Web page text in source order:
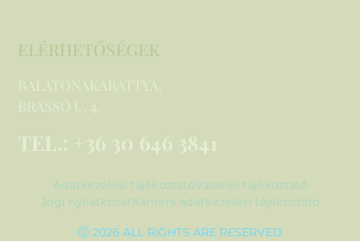
ELÉRHETŐSÉGEK
BALATONAKARATTYA,
BRASSÓ U. 4.
TEL.: +36 30 646 3841
Adatkezelési tájékoztatóVásárlói tájékoztató
Jogi nyilatkozatKamera adatkezelési tájékoztató
Ⓒ 2026 ALL RIGHTS ARE RESERVED